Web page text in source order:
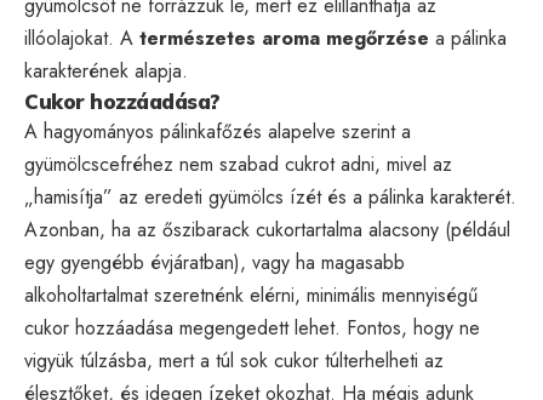
illóolajokat. A természetes aroma megőrzése a pálinka
karakterének alapja.
Cukor hozzáadása?
A hagyományos pálinkafőzés alapelve szerint a
gyümölcscefréhez nem szabad cukrot adni, mivel az
„hamisítja” az eredeti gyümölcs ízét és a pálinka karakterét.
Azonban, ha az őszibarack cukortartalma alacsony (például
egy gyengébb évjáratban), vagy ha magasabb
alkoholtartalmat szeretnénk elérni, minimális mennyiségű
cukor hozzáadása megengedett lehet. Fontos, hogy ne
vigyük túlzásba, mert a túl sok cukor túlterhelheti az
élesztőket, és idegen ízeket okozhat. Ha mégis adunk